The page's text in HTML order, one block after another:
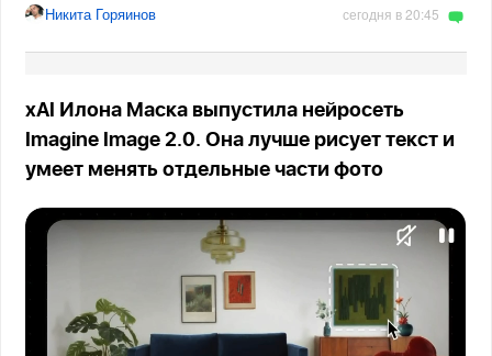
Никита Горяинов сегодня в 20:45
xAI Илона Маска выпустила нейросеть
Imagine Image 2.0. Она лучше рисует текст и
умеет менять отдельные части фото